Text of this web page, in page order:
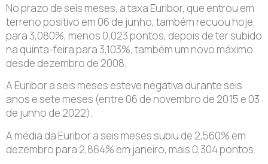
No prazo de seis meses, a taxa Euribor, que entrou em
terreno positivo em 06 de junho, também recuou hoje,
para 3,080%, menos 0,023 pontos, depois de ter subido
na quinta-feira para 3,103%, também um novo máximo
desde dezembro de 2008.
A Euribor a seis meses esteve negativa durante seis
anos e sete meses (entre 06 de novembro de 2015 e 03
de junho de 2022).
A média da Euribor a seis meses subiu de 2,560% em
dezembro para 2,864% em janeiro, mais 0,304 pontos.